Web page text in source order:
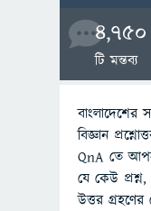
4,750
টি মন্তব্য
বাংলাদেশের
বিজ্ঞান
QnA তে
যে কেউ
উত্তর